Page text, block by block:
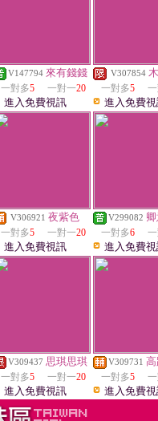
V147794 來有錢錢
一對多5 一對一20
進入免費視訊
V307854
一對多5
進入免費
V306921 夜紫色
一對多5 一對一20
進入免費視訊
V299082
一對多6
進入免費
V309437 思琪思琪
一對多5 一對一20
進入免費視訊
V309731
一對多5
進入免費